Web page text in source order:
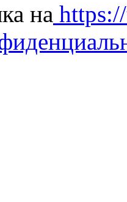
на